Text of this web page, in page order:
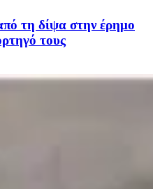
τη δίψα στην έρημο
τους